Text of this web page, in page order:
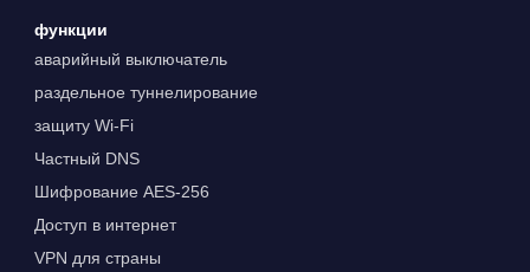
функции
аварийный выключатель
раздельное туннелирование
защиту Wi-Fi
Частный DNS
Шифрование AES-256
Доступ в интернет
VPN для страны